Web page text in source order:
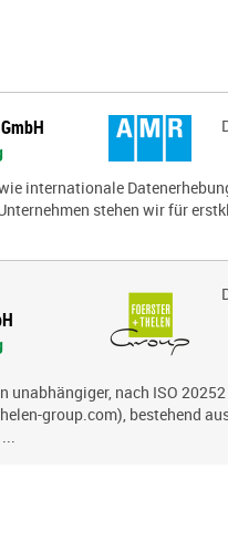
internationale
stehen wir für
unabhängiger, nach ISO
group.com), bestehend